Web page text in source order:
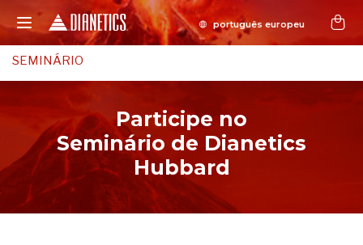
SEMINÁRIO
Participe no
Seminário de Dianetics
Hubbard